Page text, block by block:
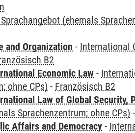
(ehemals
and Organization - International
B2
Economic Law -
ohne CPs) - Französisch B2
Law of Global Security,
Sprachenzentrum; ohne CPs) -
Affairs and Democracy -